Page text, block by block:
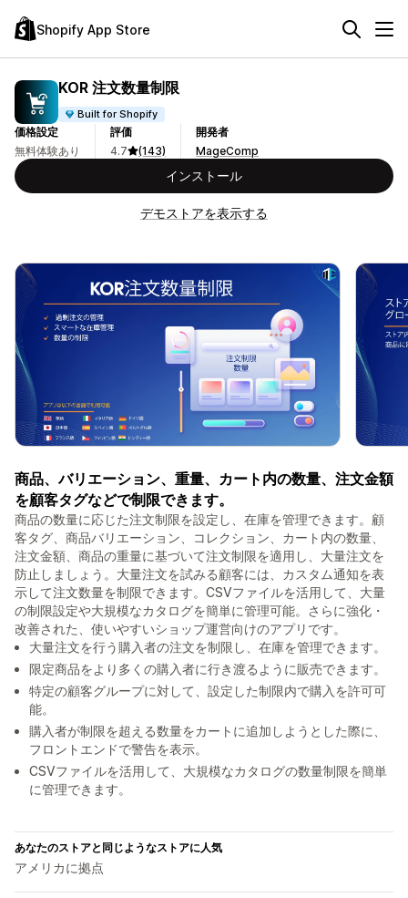
Shopify App Store
KOR 注文数量制限
Built for Shopify
価格設定
無料体験あり
評価
4.7
(143)
開発者
MageComp
インストール
デモストアを表示する
商品、バリエーション、重量、カート内の数量、注文金額
を顧客タグなどで制限できます。
商品の数量に応じた注文制限を設定し、在庫を管理できます。顧
客タグ、商品バリエーション、コレクション、カート内の数量、
注文金額、商品の重量に基づいて注文制限を適用し、大量注文を
防止しましょう。大量注文を試みる顧客には、カスタム通知を表
示して注文数量を制限できます。CSVファイルを活用して、大量
の制限設定や大規模なカタログを簡単に管理可能。さらに強化・
改善された、使いやすいショップ運営向けのアプリです。
大量注文を行う購入者の注文を制限し、在庫を管理できます。
限定商品をより多くの購入者に行き渡るように販売できます。
特定の顧客グループに対して、設定した制限内で購入を許可可
能。
購入者が制限を超える数量をカートに追加しようとした際に、
フロントエンドで警告を表示。
CSVファイルを活用して、大規模なカタログの数量制限を簡単
に管理できます。
あなたのストアと同じようなストアに人気
アメリカに拠点